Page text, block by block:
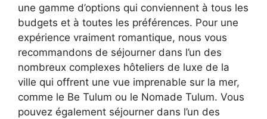
une gamme d’options qui conviennent à tous les
budgets et à toutes les préférences. Pour une
expérience vraiment romantique, nous vous
recommandons de séjourner dans l’un des
nombreux complexes hôteliers de luxe de la
ville qui offrent une vue imprenable sur la mer,
comme le Be Tulum ou le Nomade Tulum. Vous
pouvez également séjourner dans l’un des